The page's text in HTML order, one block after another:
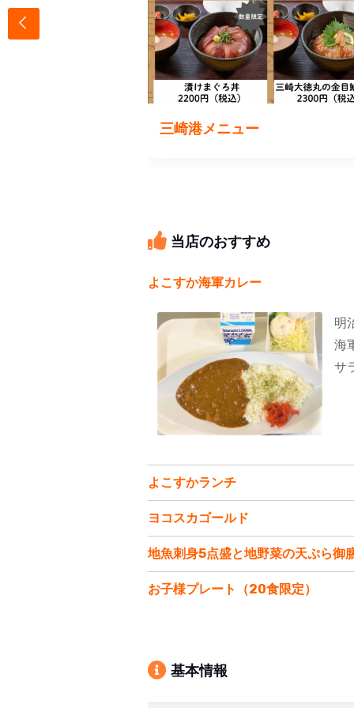
三崎港メニュー
当店のおすすめ
よこすか海軍カレー
明
海
サ
よこすかランチ
ヨコスカゴールド
地魚刺身5点盛と地野菜の天ぷら御
お子様プレート（20食限定）
基本情報